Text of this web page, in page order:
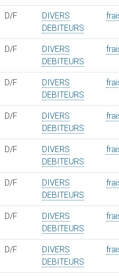
D/F
DIVERS
DEBITEURS
D/F
DIVERS
DEBITEURS
D/F
DIVERS
DEBITEURS
D/F
DIVERS
DEBITEURS
D/F
DIVERS
DEBITEURS
D/F
DIVERS
DEBITEURS
D/F
DIVERS
DEBITEURS
D/F
DIVERS
DEBITEURS